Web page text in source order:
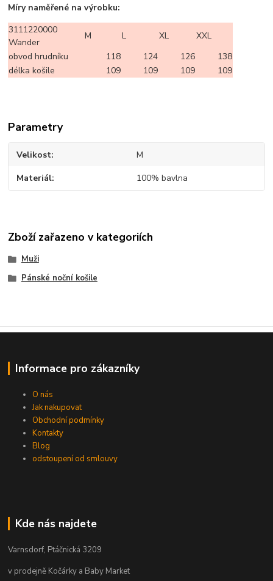
Míry naměřené na výrobku:
3111220000
Wander
M L XL
XXL
obvod hrudníku
118 124 126
138
délka košile
109 109 109 109
Parametry
Velikost M
Materiál 100% bavlna
Zboží zařazeno v kategoriích
Muži
Pánské noční košile
Informace pro zákazníky
O nás
Jak nakupovat
Obchodní podmínky
Kontakty
Blog
odstoupení od smlouvy
Kde nás najdete
Varnsdorf, Ptáčnická 3209
v prodejně Kočárky a Baby Market